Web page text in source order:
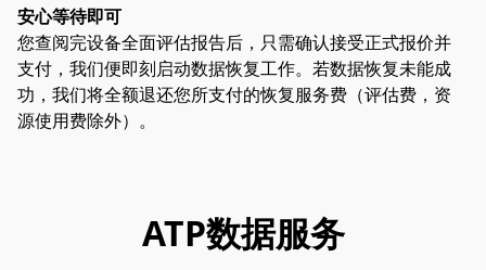
安心等待即可
您查阅完设备全面评估报告后，只需确认接受正式报价并
支付，我们便即刻启动数据恢复工作。若数据恢复未能成
功，我们将全额退还您所支付的恢复服务费（评估费，资
源使用费除外）。
ATP数据服务